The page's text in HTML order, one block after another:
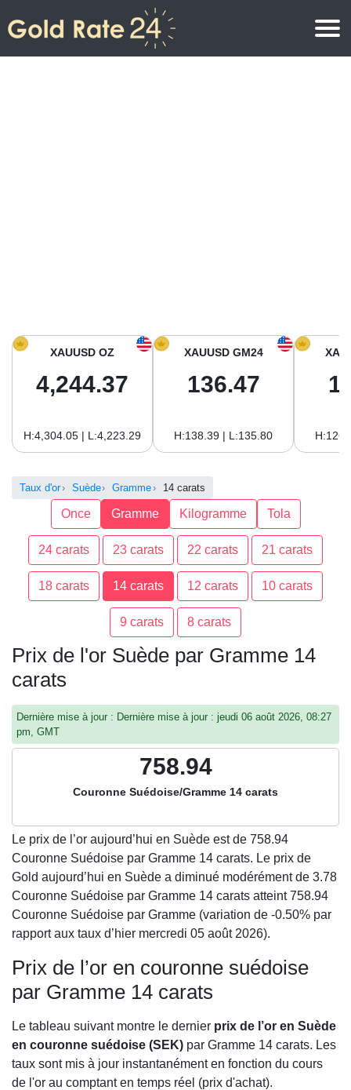
Prix de l’or aujourd’hui en Amérique du Sud
XAUUSD OZ
4,244.37
H:4,304.05 | L:4,223.29
XAUUSD GM24
136.47
H:138.39 | L:135.80
Taux d'or Suède Gramme 14 carats
Once Gramme Kilogramme Tola
24 carats 23 carats 22 carats 21 carats
18 carats 14 carats 12 carats 10 carats
9 carats 8 carats
Prix de l'or Suède par Gramme 14
carats
Dernière mise à jour : Dernière mise à jour : jeudi 06 août 2026, 08:27
pm, GMT
758.94
Couronne Suédoise/Gramme 14 carats
Le prix de l’or aujourd’hui en Suède est de 758.94
Couronne Suédoise par Gramme 14 carats. Le prix de
Gold aujourd’hui en Suède a diminué modérément de 3.78
Couronne Suédoise par Gramme 14 carats atteint 758.94
Couronne Suédoise par Gramme (variation de -0.50% par
rapport aux taux d’hier mercredi 05 août 2026).
Prix de l’or en couronne suédoise
par Gramme 14 carats
Le tableau suivant montre le dernier prix de l’or en Suède
en couronne suédoise (SEK) par Gramme 14 carats. Les
taux sont mis à jour instantanément en fonction du cours
de l'or au comptant en temps réel (prix d'achat).